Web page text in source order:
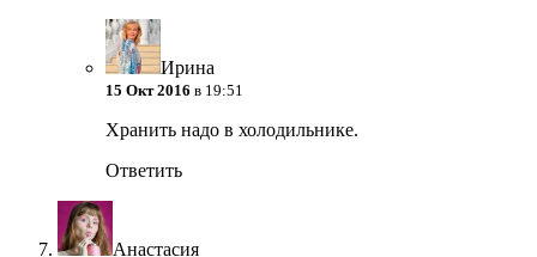
Ирина
15 Окт 2016 в 19:51
Хранить надо в холодильнике.
Ответить
Анастасия